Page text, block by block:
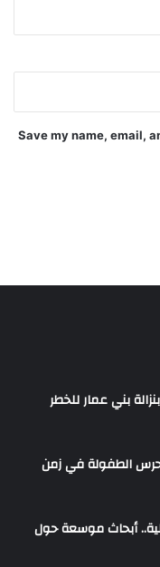
Save my name, email,
بني عمار للخطر
الطفولة في زمن
أبحاث موسعة حول